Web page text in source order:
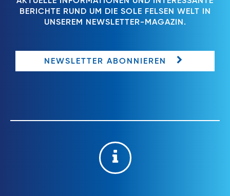
BERICHTE RUND UM DIE SOLE FELSEN WELT IN
UNSEREM NEWSLETTER-MAGAZIN.
NEWSLETTER ABONNIEREN